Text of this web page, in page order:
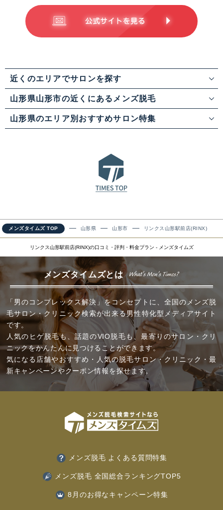
近くのエリアでサロンを探す
山形県山形市の近くにあるメンズ脱毛
山形県のエリア別おすすめサロン特集
メンズタイムズ TOP 山形県 山形市 リンクス山形駅前店(RINX)
リンクス山形駅前店(RINX)の口コミ・評判・料金プラン - メンズタイムズ
メンズタイムズとは
「男のコンプレックス解決」をコンセプトに、全国のメンズ脱
毛サロン・クリニック検索が出来る男性特化型メディアサイト
です。
人気のヒゲ脱毛も、話題のVIO脱毛も、最寄りのサロン・クリ
ニックをかんたんに見つけることができます。
気になる店舗やおすすめ・人気の脱毛サロン・クリニック・最
新キャンペーンやクーポン情報を探せます。
メンズ脱毛 よくある質問特集
メンズ脱毛 全国総合ランキングTOP5
8月のお得なキャンペーン特集